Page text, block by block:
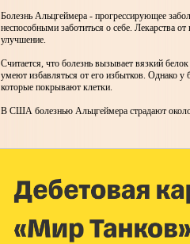
Болезнь Альцгеймера - прогрессирующее
неспособными заботиться о себе. Лекарства
улучшение.
Считается, что болезнь вызывает вязкий
умеют избавляться от его избытков. Однако
которые покрывают клетки.
В США болезнью Альцгеймера страдают